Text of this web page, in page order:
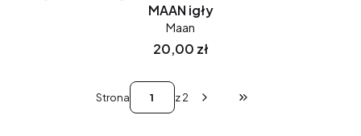
MAAN igły
Maan
Cena
20,00 zł
Strona z 2
Przejdź do ostatniej